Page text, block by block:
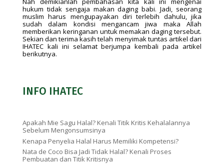
hukum tidak sengaja makan daging babi. Jadi, seorang
muslim harus mengupayakan diri terlebih dahulu, jika
sudah dalam kondisi mengancam jiwa maka Allah
memberikan keringanan untuk memakan daging tersebut.
Sekian dan terima kasih telah menyimak tuntas artikel dari
IHATEC kali ini selamat berjumpa kembali pada artikel
berikutnya.
INFO IHATEC
Apakah Mie Sagu Halal? Kenali Titik Kritis Kehalalannya
Sebelum Mengonsumsinya
Kenapa Penyelia Halal Harus Memiliki Kompetensi?
Nata de Coco Bisa Jadi Tidak Halal? Kenali Proses
Pembuatan dan Titik Kritisnya